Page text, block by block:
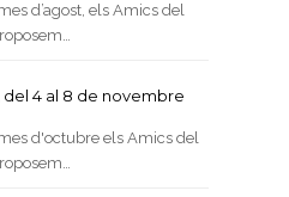
d’agost, els Amics del
del 4 al 8 de novembre
d'octubre els Amics del